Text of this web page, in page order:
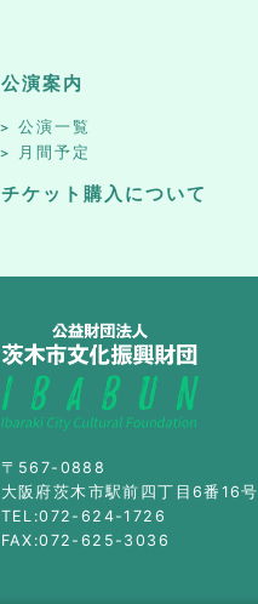
公演案内
公演一覧
月間予定
チケット購入について
〒567-0888
大阪府茨木市駅前四丁目6番16号
TEL:072-624-1726
FAX:072-625-3036